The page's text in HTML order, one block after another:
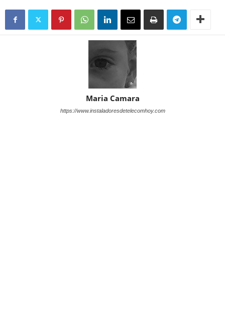
Maria Camara
https://www.instaladoresdetelecomhoy.com